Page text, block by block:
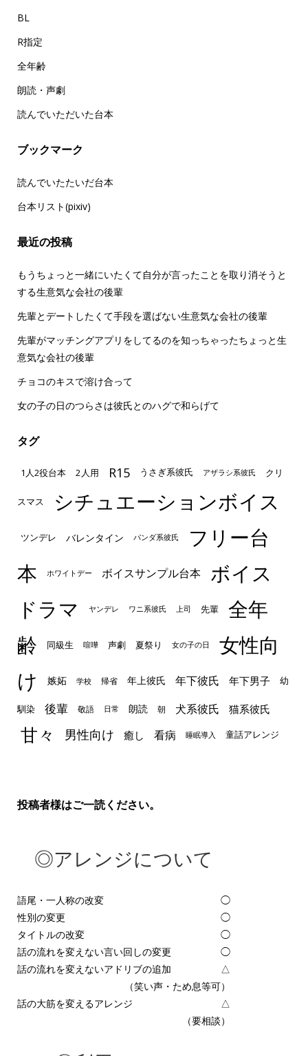
BL
R指定
全年齢
朗読・声劇
読んでいただいた台本
ブックマーク
読んでいたたいだ台本
台本リスト(pixiv)
最近の投稿
もうちょっと一緒にいたくて自分が言ったことを取り消そうと
する生意気な会社の後輩
先輩とデートしたくて手段を選ばない生意気な会社の後輩
先輩がマッチングアプリをしてるのを知っちゃったちょっと生
意気な会社の後輩
チョコのキスで溶け合って
女の子の日のつらさは彼氏とのハグで和らげて
タグ
1人2役台本 2人用 R15 うさぎ系彼氏 アザラシ系彼氏 クリ
スマス シチュエーションボイス
ツンデレ バレンタイン パンダ系彼氏
フリー台
本
ホワイトデー ボイスサンプル台本
ボイス
ドラマ
ヤンデレ ワニ系彼氏 上司 先輩
全年
齢
同級生 喧嘩 声劇 夏祭り 女の子の日
女性向
け
嫉妬 学校 帰省 年上彼氏 年下彼氏 年下男子 幼
馴染 後輩 敬語 日常 朗読 朝 犬系彼氏 猫系彼氏
甘々 男性向け 癒し 看病 睡眠導入 童話アレンジ
投稿者様はご一読ください。
◎アレンジについて
語尾・一人称の改変
◯
性別の変更
◯
タイトルの改変
◯
話の流れを変えない言い回しの変更
◯
話の流れを変えないアドリブの追加
△
（笑い声・ため息等可）
話の大筋を変えるアレンジ
△
（要相談）